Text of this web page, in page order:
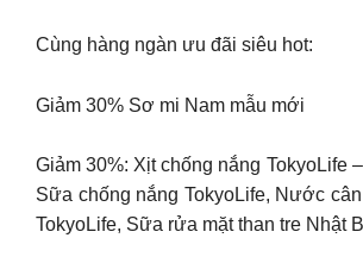
Cùng hàng ngàn ưu đãi siêu hot:
Giảm 30% Sơ mi Nam mẫu mới
Giảm 30%: Xịt chống nắng TokyoLife
Sữa chống nắng TokyoLife, Nước
TokyoLife, Sữa rửa mặt than tre Nhật